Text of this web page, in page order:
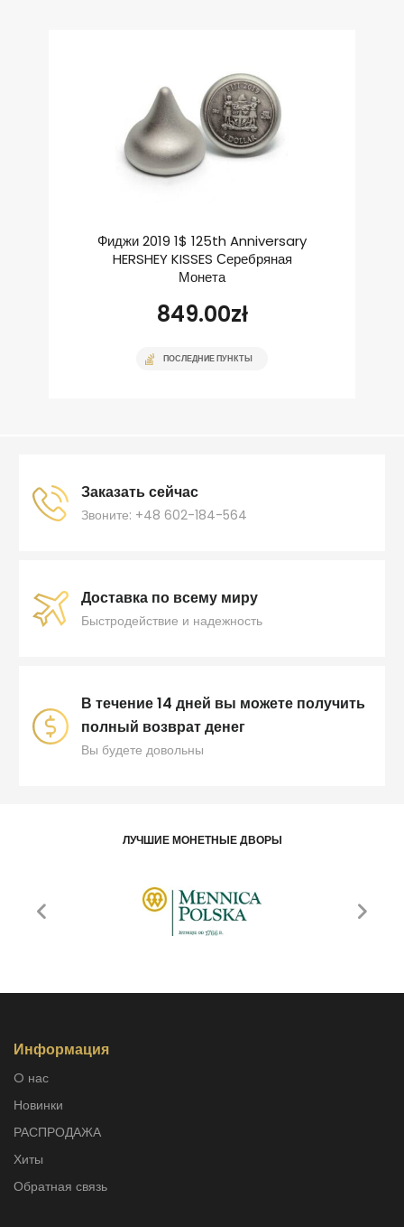
Фиджи 2019 1$ 125th Anniversary
HERSHEY KISSES Серебряная
Монета
849.00zł
ПОСЛЕДНИЕ ПУНКТЫ
Заказать сейчас
Звоните: +48 602-184-564
Доставка по всему миру
Быстродействие и надежность
В течение 14 дней вы можете получить
полный возврат денег
Вы будете довольны
ЛУЧШИЕ МОНЕТНЫЕ ДВОРЫ
Информация
O нас
Новинки
РАСПРОДАЖА
Хиты
Обратная связь